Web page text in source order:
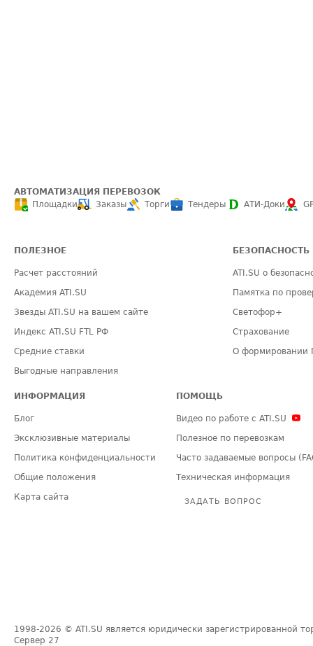
АВТОМАТИЗАЦИЯ ПЕРЕВОЗОК
Площадки
Заказы Торги Тендеры АТИ-Доки
ПОЛЕЗНОЕ
Расчет расстояний
Академия ATI.SU
Звезды ATI.SU на вашем сайте
Индекс ATI.SU FTL РФ
Средние ставки
Выгодные направления
БЕЗОПАСНОСТЬ
ATI.SU о
Памятка по
Светофор+
Страхование
О формировании
ИНФОРМАЦИЯ
Блог
Эксклюзивные материалы
Политика конфиденциальности
Общие положения
Карта сайта
ПОМОЩЬ
Видео по работе с ATI.SU
Полезное по перевозкам
Часто задаваемые вопросы
Техническая информация
ЗАДАТЬ ВОПРОС
1998-2026 © ATI.SU является юридически зарегистрированной
Сервер 27